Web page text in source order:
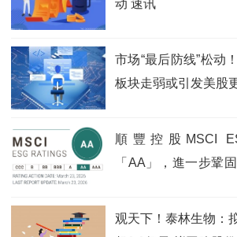
动 速讯
市场“最后防线”松动
板块走弱或引发美股
順豐控股MSCI
「AA」，進一步鞏
观天下！泰林生物：